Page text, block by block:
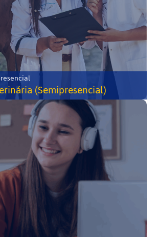
(Semipresencial)